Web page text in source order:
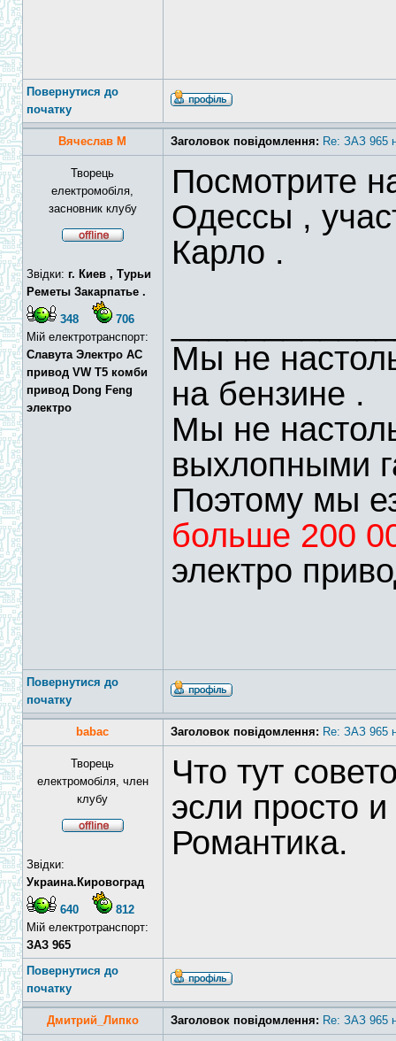
Повернутися до
початку
Вячеслав М Заголовок повідомлення: Re: ЗАЗ 965
Творець
електромобіля,
засновник клубу
Звідки: г. Киев , Турьи
Реметы Закарпатье .
348
706
Мій електротранспорт:
Славута Электро АС
привод VW T5 комби
привод Dong Feng
электро
Посмотрите
Одессы ,
Карло .
Мы не
на бензине .
Мы не
выхлопными
Поэтому мы
больше 200
электро
Повернутися до
початку
babac Заголовок повідомлення: Re: ЗАЗ 965
Творець
електромобіля, член
клубу
Звідки:
Украина.Кировоград
640
812
Мій електротранспорт:
ЗАЗ 965
Что тут
эсли просто
Романтика.
Повернутися до
початку
Дмитрий_Липко Заголовок повідомлення: Re: ЗАЗ 965